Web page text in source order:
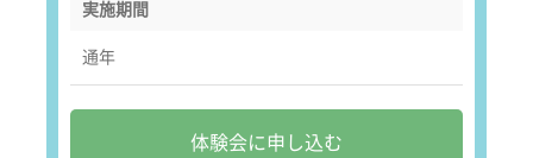
実施期間
通年
体験会に申し込む